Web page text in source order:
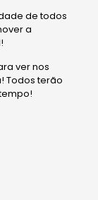
de todos
a
ver nos
Todos terão